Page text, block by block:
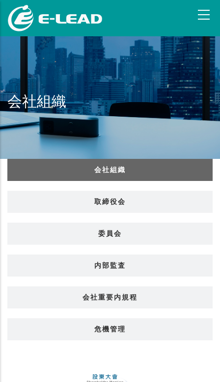
ツ
に
移
動
会社組織
会社組織
取締役会
委員会
内部監査
会社重要内規程
危機管理